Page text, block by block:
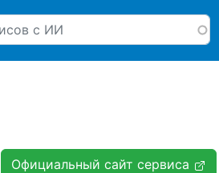
Официальный сайт сервиса